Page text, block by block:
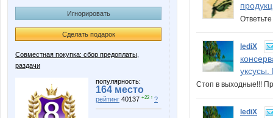
Игнорировать
Сделать подарок
Совместная покупка: сбор предоплаты,
раздачи
популярность:
164 место
рейтинг 40137 +22 ↑ ?
lediX
Стоп в выходные!!!
lediX